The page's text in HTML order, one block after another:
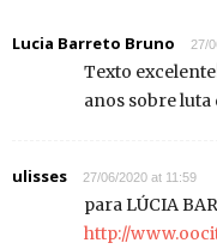
Lucia Barreto Bruno 27/
Texto
anos sobre
ulisses 27/06/2020 at 11:59
para LÚCIA
http://